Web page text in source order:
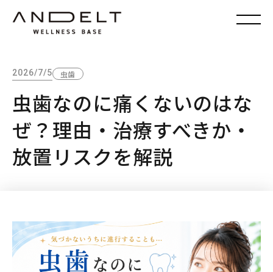
2026/7/5 虫歯
虫歯なのに痛くないのはな
ぜ？理由・治療すべきか・
放置リスクを解説